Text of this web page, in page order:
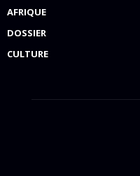
AFRIQUE
DOSSIER
CULTURE